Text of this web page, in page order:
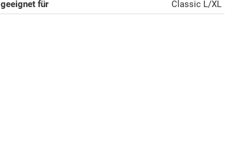
geeignet für
Classic L/XL